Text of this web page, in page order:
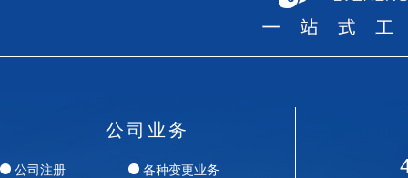
公司业务
公司注册
各种变更业务